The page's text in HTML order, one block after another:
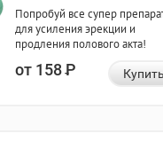
Попробуй все супер
для усиления эрекции и
продления полового акта!
от 158Р Купить